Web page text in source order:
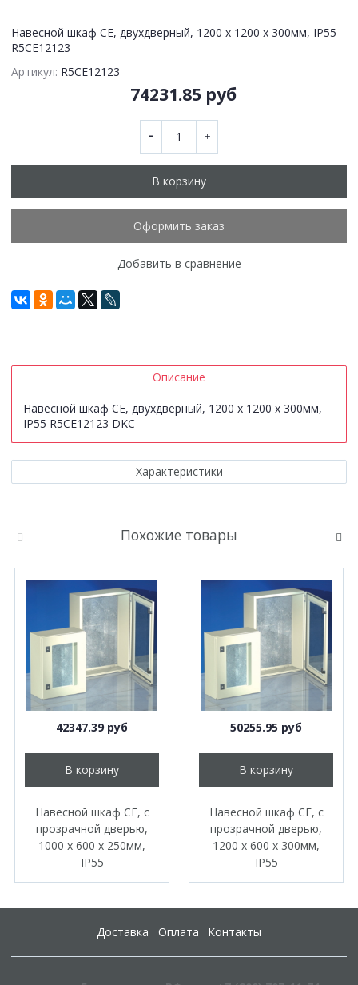
Навесной шкаф CE, двухдверный, 1200 x 1200 x 300мм, IP55
R5CE12123
Артикул: R5CE12123
74231.85 руб
В корзину
Оформить заказ
Добавить в сравнение
Описание
Навесной шкаф CE, двухдверный, 1200 x 1200 x 300мм,
IP55 R5CE12123 DKC
Характеристики
Похожие товары
42347.39 руб
В корзину
Навесной шкаф CE, с
прозрачной дверью,
1000 x 600 x 250мм,
IP55
50255.95 руб
В корзину
Навесной шкаф CE, с
прозрачной дверью,
1200 x 600 x 300мм,
IP55
Доставка Оплата Контакты